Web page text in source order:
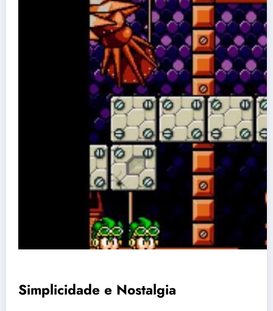
Simplicidade e Nostalgia